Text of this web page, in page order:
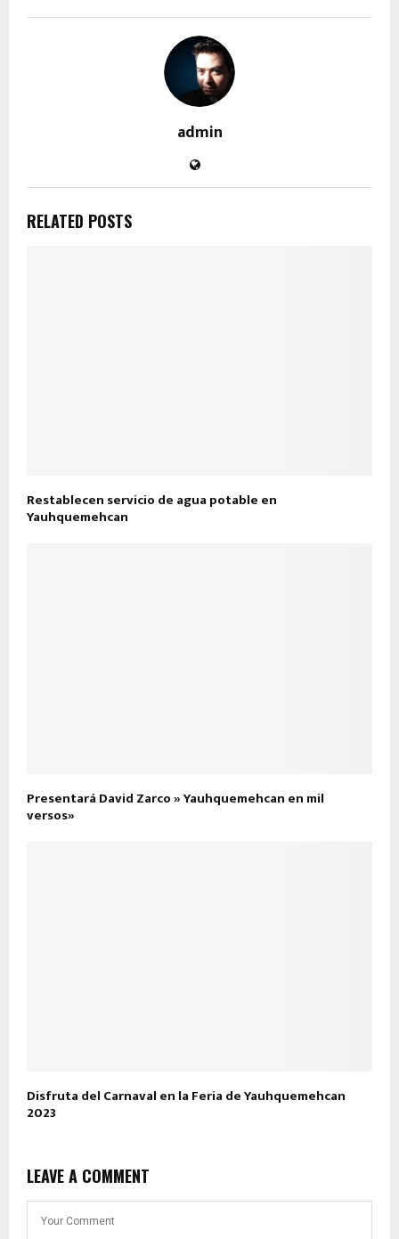
admin
RELATED POSTS
Restablecen servicio de agua potable en
Yauhquemehcan
Presentará David Zarco » Yauhquemehcan en mil
versos»
Disfruta del Carnaval en la Feria de Yauhquemehcan
2023
LEAVE A COMMENT